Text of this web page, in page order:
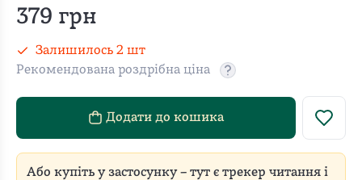
379 грн
Залишилось 2 шт
Рекомендована роздрібна ціна
Додати до кошика
Або купіть у застосунку – тут є трекер читання і